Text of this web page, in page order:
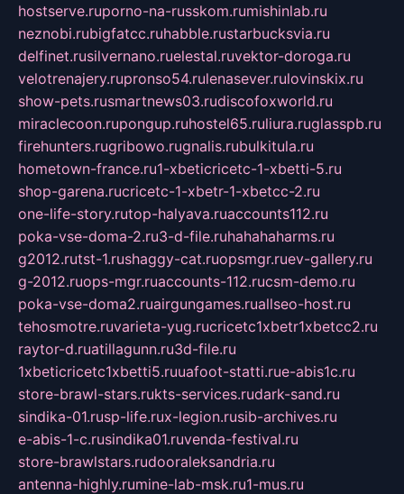
hostserve.ruporno-na-russkom.rumishinlab.ru
neznobi.rubigfatcc.ruhabble.rustarbucksvia.ru
delfinet.rusilvernano.ruelestal.ruvektor-doroga.ru
velotrenajery.rupronso54.rulenasever.rulovinskix.ru
show-pets.rusmartnews03.rudiscofoxworld.ru
miraclecoon.rupongup.ruhostel65.ruliura.ruglasspb.ru
firehunters.rugribowo.rugnalis.rubulkitula.ru
hometown-france.ru1-xbeticricetc-1-xbetti-5.ru
shop-garena.rucricetc-1-xbetr-1-xbetcc-2.ru
one-life-story.rutop-halyava.ruaccounts112.ru
poka-vse-doma-2.ru3-d-file.ruhahahaharms.ru
g2012.rutst-1.rushaggy-cat.ruopsmgr.ruev-gallery.ru
g-2012.ruops-mgr.ruaccounts-112.rucsm-demo.ru
poka-vse-doma2.ruairgungames.ruallseo-host.ru
tehosmotre.ruvarieta-yug.rucricetc1xbetr1xbetcc2.ru
raytor-d.ruatillagunn.ru3d-file.ru
1xbeticricetc1xbetti5.ruuafoot-statti.rue-abis1c.ru
store-brawl-stars.rukts-services.rudark-sand.ru
sindika-01.rusp-life.rux-legion.rusib-archives.ru
e-abis-1-c.rusindika01.ruvenda-festival.ru
store-brawlstars.rudooraleksandria.ru
antenna-highly.rumine-lab-msk.ru1-mus.ru